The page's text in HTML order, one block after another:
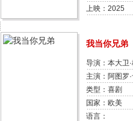
上映：2025
我当你兄弟
导演：本大卫
主演：阿图罗
姆斯·特拉普
Mackenzee
凯特琳·贝肯
类型：喜剧
国家：欧美
语言：